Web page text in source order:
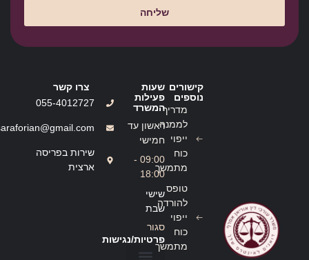
שליחה
קישורים
נוספים
מדריך
לממנה
ייפוי
כוח
מתמשך
טופס
להורדה
ייפוי
כוח
מתמשך
שעות
פעילות
המשרד
ראשון עד
חמישי
09:00 -
18:00
שישי
שבת
סגור
פרטיות/נגישות
צרו קשר
055-4012727
שירות בפריסה
ארצית